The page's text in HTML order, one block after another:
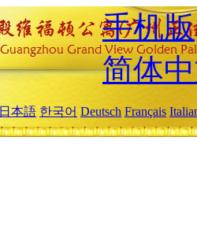
手机版
简体
日本語 한국어 Deutsch Français